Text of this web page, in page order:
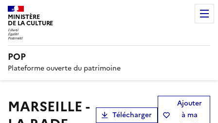
MINISTÈRE
DE LA CULTURE
POP
Plateforme ouverte du patrimoine
MARSEILLE -
Télécharger
Ajouter
à ma